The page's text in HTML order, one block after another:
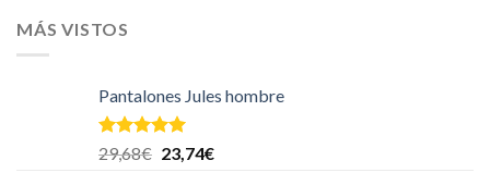
MÁS VISTOS
Pantalones Jules hombre
Valorado en
5.00
29,68€ 23,74€